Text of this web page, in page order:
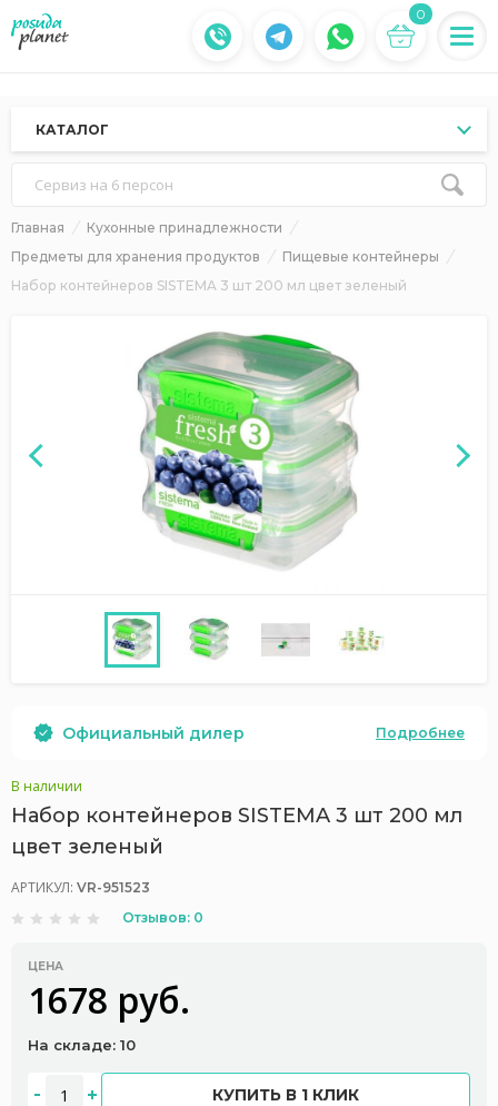
0
КАТАЛОГ
Сервиз на 6 персон
Главная
Кухонные принадлежности
Предметы для хранения продуктов
Пищевые контейнеры
Набор контейнеров SISTEMA 3 шт 200 мл цвет зеленый
Официальный дилер Подробнее
В наличии
Набор контейнеров SISTEMA 3 шт 200 мл
цвет зеленый
АРТИКУЛ: VR-951523
Отзывов: 0
ЦЕНА
1678 руб.
На складе: 10
КУПИТЬ В 1 КЛИК